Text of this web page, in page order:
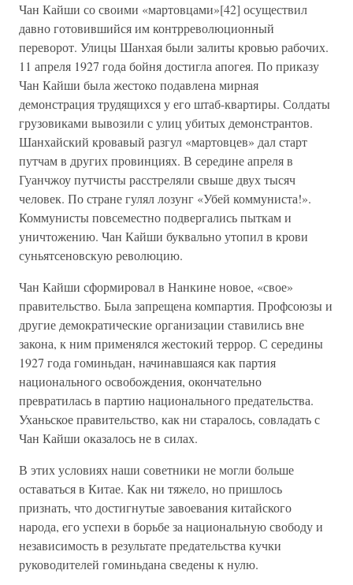
Чан Кайши со своими «мартовцами»[42] осуществил
давно готовившийся им контрреволюционный
переворот. Улицы Шанхая были залиты кровью рабочих.
11 апреля 1927 года бойня достигла апогея. По приказу
Чан Кайши была жестоко подавлена мирная
демонстрация трудящихся у его штаб-квартиры. Солдаты
грузовиками вывозили с улиц убитых демонстрантов.
Шанхайский кровавый разгул «мартовцев» дал старт
путчам в других провинциях. В середине апреля в
Гуанчжоу путчисты расстреляли свыше двух тысяч
человек. По стране гулял лозунг «Убей коммуниста!».
Коммунисты повсеместно подвергались пыткам и
уничтожению. Чан Кайши буквально утопил в крови
суньятсеновскую революцию.
Чан Кайши сформировал в Нанкине новое, «свое»
правительство. Была запрещена компартия. Профсоюзы и
другие демократические организации ставились вне
закона, к ним применялся жестокий террор. С середины
1927 года гоминьдан, начинавшаяся как партия
национального освобождения, окончательно
превратилась в партию национального предательства.
Уханьское правительство, как ни старалось, совладать с
Чан Кайши оказалось не в силах.
В этих условиях наши советники не могли больше
оставаться в Китае. Как ни тяжело, но пришлось
признать, что достигнутые завоевания китайского
народа, его успехи в борьбе за национальную свободу и
независимость в результате предательства кучки
руководителей гоминьдана сведены к нулю.